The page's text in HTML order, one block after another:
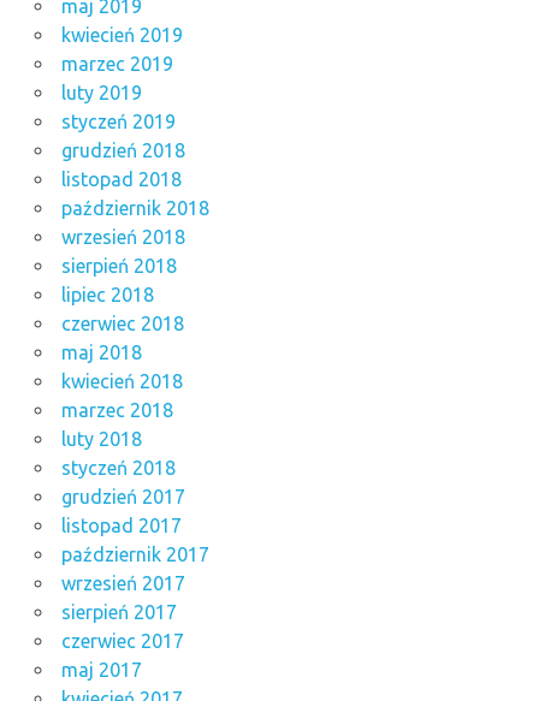
maj 2019
kwiecień 2019
marzec 2019
luty 2019
styczeń 2019
grudzień 2018
listopad 2018
październik 2018
wrzesień 2018
sierpień 2018
lipiec 2018
czerwiec 2018
maj 2018
kwiecień 2018
marzec 2018
luty 2018
styczeń 2018
grudzień 2017
listopad 2017
październik 2017
wrzesień 2017
sierpień 2017
czerwiec 2017
maj 2017